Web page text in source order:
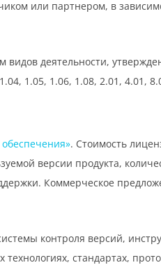
или партнером, в
видов деятельности,
1.05, 1.06, 1.08, 2.01, 4.01,
. Стоимость
версии продукта,
Коммерческое
контроля версий,
стандартах,